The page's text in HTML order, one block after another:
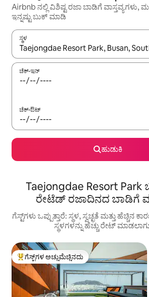
Airbnb ನಲ್ಲಿ ವಿಶಿಷ್ಟ ರಜಾ ಬಾಡಿಗೆ ವಾಸ್ತವ್ಯಗಳು,
ಇನ್ನಷ್ಟು ಬುಕ್ ಮಾಡಿ
ಸ್ಥಳ
ಫಲಿತಾಂಶಗಳು ಲಭ್ಯವಿರುವಾಗ, ಅಪ್ ಮತ್ತು ಡೌನ್
ಚೆಕ್-ಇನ್
ಚೆಕ್-ಔಟ್
ಹುಡುಕಿ
Taejongdae Resort
ರೇಟೆಡ್ ರಜಾದಿನದ ಬಾಡಿಗೆ
ಗೆಸ್ಟ್‌ಗಳು ಒಪ್ಪುತ್ತಾರೆ: ಸ್ಥಳ, ಸ್ವಚ್ಛತೆ ಮತ್ತು ಹೆಚ್ಚಿನ
ಸ್ಥಳಗಳನ್ನು ಹೆಚ್ಚು ರೇಟ್
ಗೆಸ್ಟ್‌ಗಳಿಗೆ ಅತಿ ಹೆಚ್ಚು ಅಚ್ಚುಮೆಚ್ಚಿನದು
ಗೆಸ್ಟ್‌ಗಳ ಅಚ್ಚುಮೆಚ್ಚಿನದು